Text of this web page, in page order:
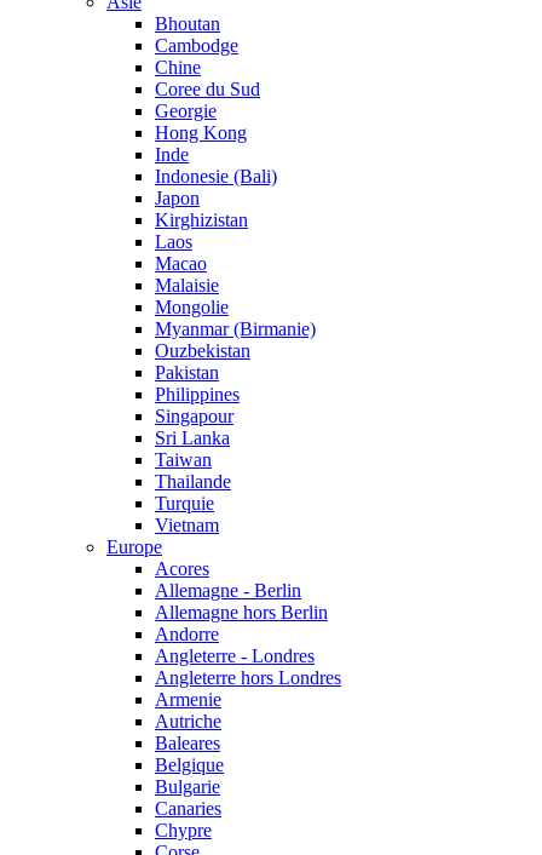
Bhoutan
Cambodge
Chine
Coree du Sud
Georgie
Hong Kong
Inde
Indonesie (Bali)
Japon
Kirghizistan
Laos
Macao
Malaisie
Mongolie
Myanmar (Birmanie)
Ouzbekistan
Pakistan
Philippines
Singapour
Sri Lanka
Taiwan
Thailande
Turquie
Vietnam
Europe
Acores
Allemagne - Berlin
Allemagne hors Berlin
Andorre
Angleterre - Londres
Angleterre hors Londres
Armenie
Autriche
Baleares
Belgique
Bulgarie
Canaries
Chypre